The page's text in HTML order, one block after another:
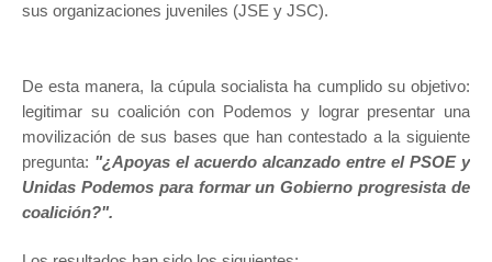
sus organizaciones juveniles (JSE y JSC).
De esta manera, la cúpula socialista ha cumplido su objetivo:
legitimar su coalición con Podemos y lograr presentar una
movilización de sus bases que han contestado a la siguiente
pregunta: "¿Apoyas el acuerdo alcanzado entre el PSOE y
Unidas Podemos para formar un Gobierno progresista de
coalición?".